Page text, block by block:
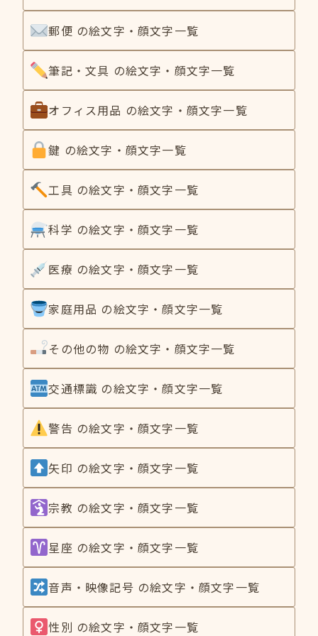
郵便 の絵文字・顔文字一覧
筆記・文具 の絵文字・顔文字一覧
オフィス用品 の絵文字・顔文字一覧
鍵 の絵文字・顔文字一覧
工具 の絵文字・顔文字一覧
科学 の絵文字・顔文字一覧
医療 の絵文字・顔文字一覧
家庭用品 の絵文字・顔文字一覧
その他の物 の絵文字・顔文字一覧
交通標識 の絵文字・顔文字一覧
警告 の絵文字・顔文字一覧
矢印 の絵文字・顔文字一覧
宗教 の絵文字・顔文字一覧
星座 の絵文字・顔文字一覧
音声・映像記号 の絵文字・顔文字一覧
性別 の絵文字・顔文字一覧